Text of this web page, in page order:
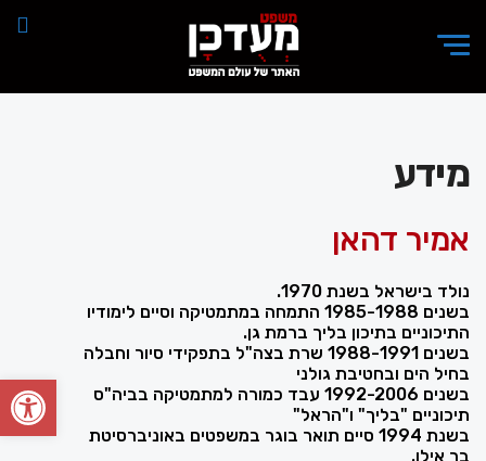
פתח
מידע
אמיר דהאן
נולד בישראל בשנת 1970.
בשנים 1985-1988 התמחה במתמטיקה וסיים לימודיו
התיכוניים בתיכון בליך ברמת גן.
בשנים 1988-1991 שרת בצה"ל בתפקידי סיור וחבלה
בחיל הים ובחטיבת גולני
בשנים 1992-2006 עבד כמורה למתמטיקה בביה"ס
תיכוניים "בליך" ו"הראל"
בשנת 1994 סיים תואר בוגר במשפטים באוניברסיטת
בר אילן.